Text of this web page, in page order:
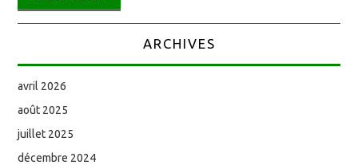
ARCHIVES
avril 2026
août 2025
juillet 2025
décembre 2024